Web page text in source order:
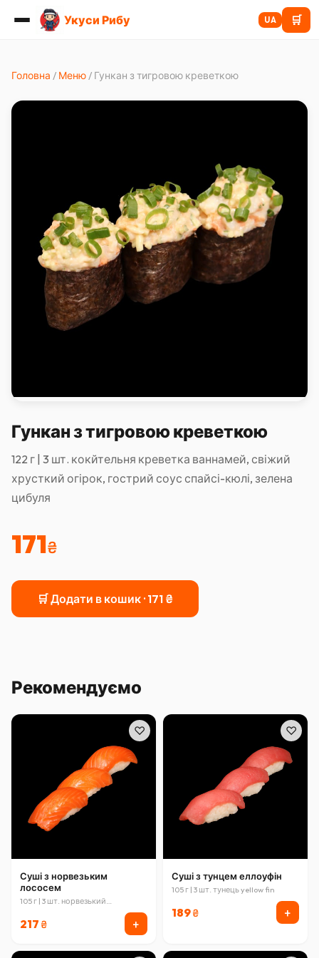
Укуси Рибу UA 🛒
Головна / Меню/ Гункан з тигровою креветкою
Гункан з тигровою креветкою
122 г | 3 шт. кокйтельня креветка ваннамей, свіжий
хрусткий огірок, гострий соус спайсі-кюлі, зелена
цибуля
171₴
🛒 Додати в кошик ·171 ₴
Рекомендуємо
♡
Суші з норвезьким
лососем
105 г | 3 шт. норвезький
217 ₴ +
♡
Суші з тунцем еллоуфін
105 г | 3 шт. тунець yellow fin
189₴ +